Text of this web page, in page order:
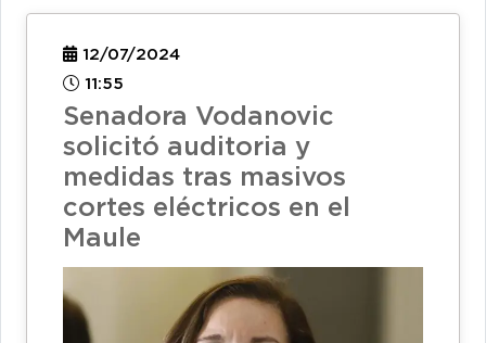
12/07/2024
11:55
Senadora Vodanovic
solicitó auditoria y
medidas tras masivos
cortes eléctricos en el
Maule